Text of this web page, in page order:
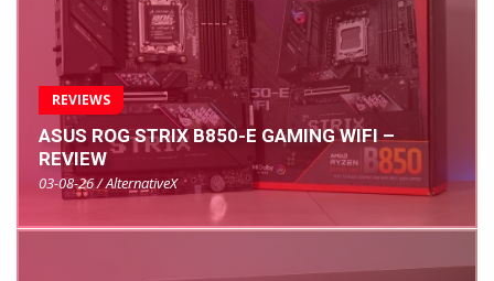
REVIEWS
ASUS ROG STRIX B850-E GAMING WIFI –
REVIEW
03-08-26 / AlternativeX